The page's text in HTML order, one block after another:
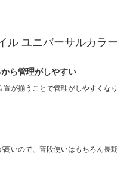
ル ユニバーサルカラー
ら管理がしやすい
が揃うことで管理がしやすくなり
いので、普段使いはもちろん長期